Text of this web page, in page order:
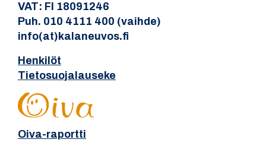
VAT: FI 18091246
Puh. 010 4111 400 (vaihde)
info(at)kalaneuvos.fi
Henkilöt
Tietosuojalauseke
Oiva-raportti